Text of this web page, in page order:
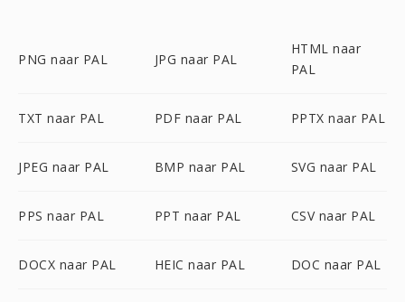
PNG naar PAL JPG naar PAL
HTML naar
PAL
TXT naar PAL PDF naar PAL PPTX naar PAL
JPEG naar PAL BMP naar PAL SVG naar PAL
PPS naar PAL PPT naar PAL CSV naar PAL
DOCX naar PAL HEIC naar PAL DOC naar PAL